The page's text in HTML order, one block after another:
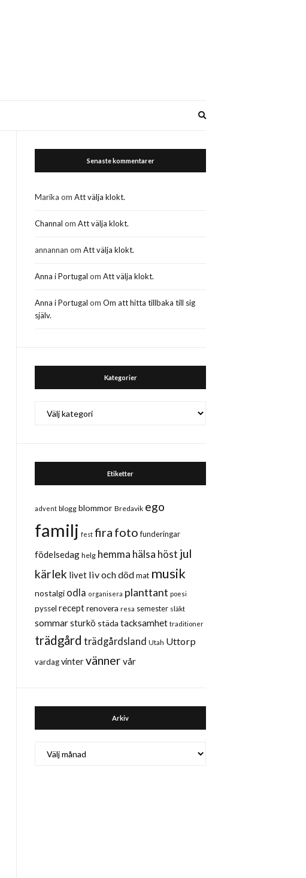
Senaste kommentarer
Marika omAtt välja klokt.
Channal omAtt välja klokt.
annannan omAtt välja klokt.
Anna i Portugal omAtt välja klokt.
Anna i Portugal omOm att hitta tillbaka till sig
själv.
Kategorier
Etiketter
advent blogg blommor Bredavik ego
familj fest fira foto funderingar
födelsedag helg hemma hälsa höst jul
kärlek livet liv och död mat musik
nostalgi odla organisera planttant poesi
pyssel receptrenovera resa semester släkt
sommarsturkö städa tacksamhet traditioner
trädgård trädgårdsland Utah Uttorp
vardag vintervänner vår
Arkiv